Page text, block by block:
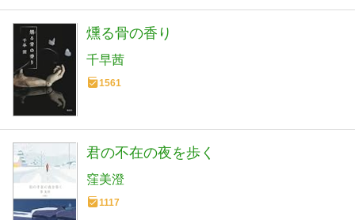
燻る骨の香り
千早茜
1561
君の不在の夜を歩く
窪美澄
1117